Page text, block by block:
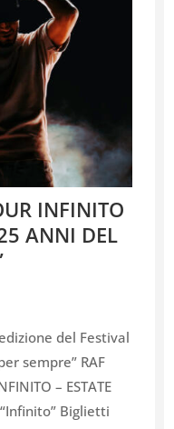
INFINITO
ANNI DEL
del Festival
sempre” RAF
– ESTATE
Biglietti